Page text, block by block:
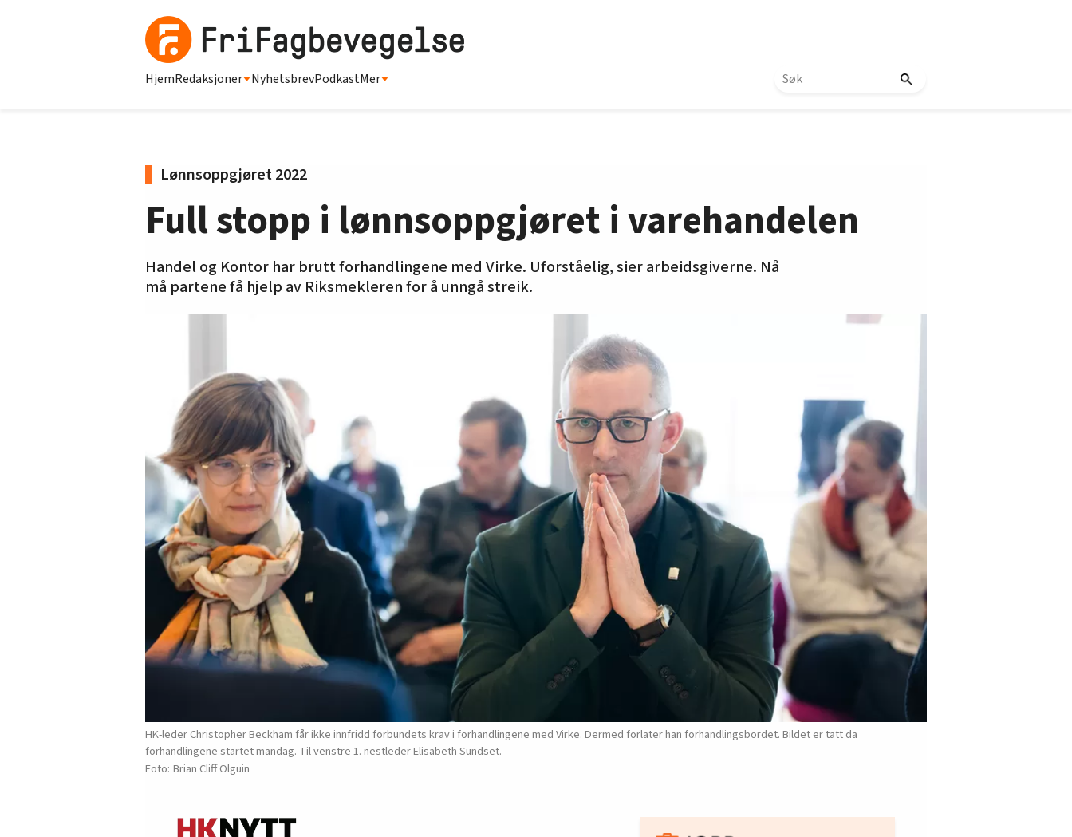
HjemRedaksjoner NyhetsbrevPodkastMer
Lønnsoppgjøret 2022
Full stopp i lønnsoppgjøret i varehandelen
Handel og Kontor har brutt forhandlingene med Virke. Uforståelig, sier arbeidsgiverne. Nå
må partene få hjelp av Riksmekleren for å unngå streik.
HK-leder Christopher Beckham får ikke innfridd forbundets krav i forhandlingene med Virke. Dermed forlater han forhandlingsbordet. Bildet er tatt da
forhandlingene startet mandag. Til venstre 1. nestleder Elisabeth Sundset.
Brian Cliff Olguin